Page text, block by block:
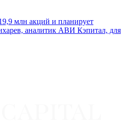
млн акций и планирует
аналитик АВИ Кэпитал, для